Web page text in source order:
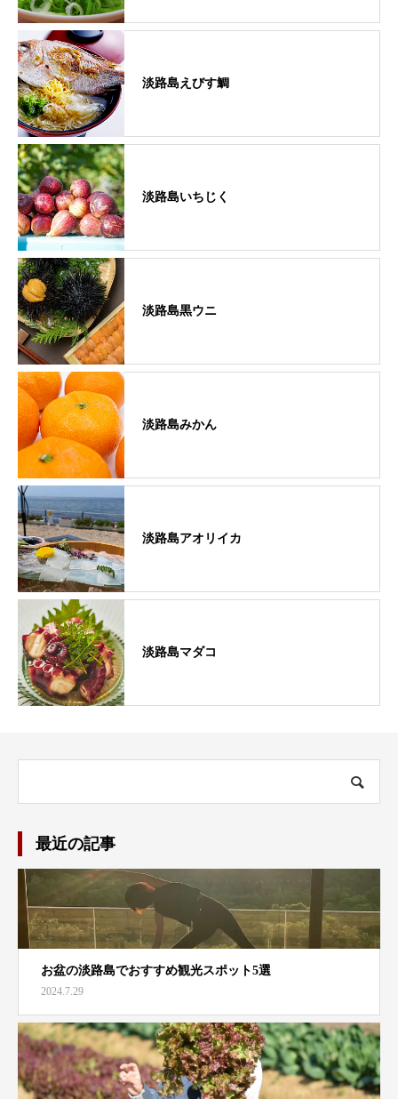
淡路島えびす鯛
淡路島いちじく
淡路島黒ウニ
淡路島みかん
淡路島アオリイカ
淡路島マダコ
最近の記事
お盆の淡路島でおすすめ観光スポット5選
2024.7.29